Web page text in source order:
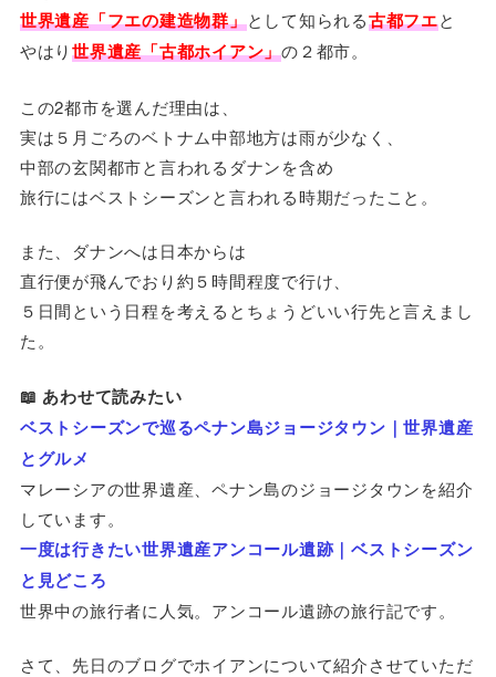
世界遺産「フエの建造物群」として知られる古都フエと
やはり世界遺産「古都ホイアン」の２都市。
この2都市を選んだ理由は、
実は５月ごろのベトナム中部地方は雨が少なく、
中部の玄関都市と言われるダナンを含め
旅行にはベストシーズンと言われる時期だったこと。
また、ダナンへは日本からは
直行便が飛んでおり約５時間程度で行け、
５日間という日程を考えるとちょうどいい行先と言えまし
た。
📖 あわせて読みたい
ベストシーズンで巡るペナン島ジョージタウン｜世界遺産
とグルメ
マレーシアの世界遺産、ペナン島のジョージタウンを紹介
しています。
一度は行きたい世界遺産アンコール遺跡｜ベストシーズン
と見どころ
世界中の旅行者に人気。アンコール遺跡の旅行記です。
さて、先日のブログでホイアンについて紹介させていただ